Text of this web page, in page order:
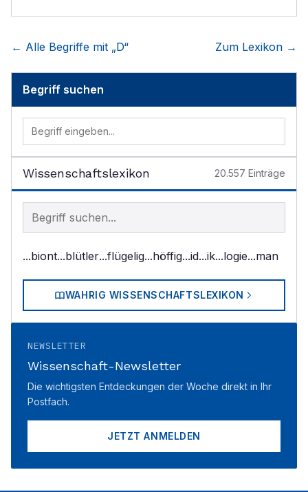
← Alle Begriffe mit „D“ Zum Lexikon →
Begriff suchen
Wissenschaftslexikon 20.557 Einträge
Begriff im Lexikon suchen
...biont...blütler...flügelig...höffig...id...ik...logie...man
WAHRIG WISSENSCHAFTSLEXIKON
NEWSLETTER
Wissenschaft-Newsletter
Die wichtigsten Entdeckungen der Woche direkt in Ihr
Postfach.
JETZT ANMELDEN